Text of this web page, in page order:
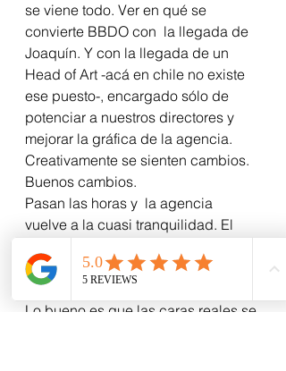
se viene todo. Ver en qué se
convierte BBDO con  la llegada de
Joaquín. Y con la llegada de un
Head of Art -acá en chile no existe
ese puesto-, encargado sólo de
potenciar a nuestros directores y
mejorar la gráfica de la agencia.
Creativamente se sienten cambios.
Buenos cambios.
Pasan las horas y  la agencia
vuelve a la cuasi tranquilidad. El
muchos volvieron a ponerse las
máscaras.
Lo bueno es que las caras reales se